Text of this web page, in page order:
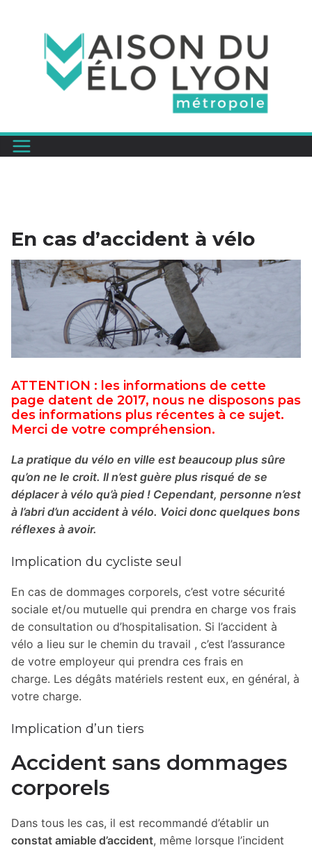
En cas d’accident à vélo
ATTENTION : les informations de cette
page datent de 2017, nous ne disposons pas
des informations plus récentes à ce sujet.
Merci de votre compréhension.
La pratique du vélo en ville est beaucoup plus sûre
qu’on ne le croit. Il n’est guère plus risqué de se
déplacer à vélo qu’à pied ! Cependant, personne n’est
à l’abri d’un accident à vélo. Voici donc quelques bons
réflexes à avoir.
Implication du cycliste seul
En cas de dommages corporels, c’est votre sécurité
sociale et/ou mutuelle qui prendra en charge vos frais
de consultation ou d’hospitalisation. Si l’accident à
vélo a lieu sur le chemin du travail , c’est l’assurance
de votre employeur qui prendra ces frais en
charge. Les dégâts matériels restent eux, en général, à
votre charge.
Implication d’un tiers
Accident sans dommages
corporels
Dans tous les cas, il est recommandé d’établir un
constat amiable d’accident, même lorsque l’incident